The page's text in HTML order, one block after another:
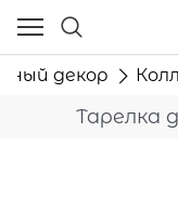
декор
Тарелка
Ваш город -
угадали?
ДА НЕТ